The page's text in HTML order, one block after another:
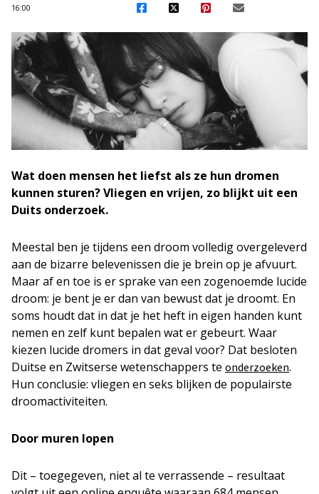
16:00
Wat doen mensen het liefst als ze hun dromen
kunnen sturen? Vliegen en vrijen, zo blijkt uit een
Duits onderzoek.
Meestal ben je tijdens een droom volledig overgeleverd
aan de bizarre belevenissen die je brein op je afvuurt.
Maar af en toe is er sprake van een zogenoemde lucide
droom: je bent je er dan van bewust dat je droomt. En
soms houdt dat in dat je het heft in eigen handen kunt
nemen en zelf kunt bepalen wat er gebeurt. Waar
kiezen lucide dromers in dat geval voor? Dat besloten
Duitse en Zwitserse wetenschappers te onderzoeken.
Hun conclusie: vliegen en seks blijken de populairste
droomactiviteiten.
Door muren lopen
Dit – toegegeven, niet al te verrassende – resultaat